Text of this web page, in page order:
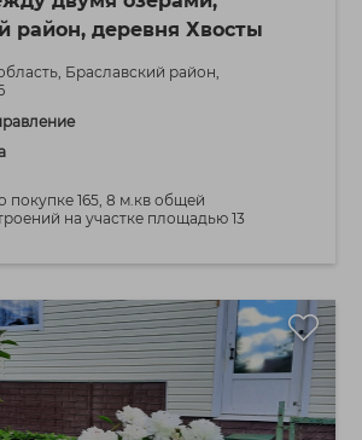
район, деревня Хвосты
Браславский район,
165, 8 м.кв общей
на участке площадью 13